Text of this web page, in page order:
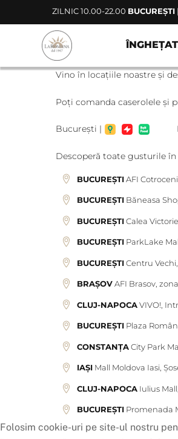
to
ZILNIC 10.00-22.00 BUCUREȘTI|
Vino în locațiile noastre și
Poți comanda caserolele și
București |
Descoperă toate gusturile
BUCUREȘTIAFI
BUCUREȘTIBăneasa
BUCUREȘTICalea
BUCUREȘTIParkLake
BUCUREȘTICentru
BRAȘOVAFI Brasov,
CLUJ-NAPOCAVIVO!,
BUCUREȘTIPlaza
CONSTANȚACity Park
IAȘIMall Moldova Iasi,
CLUJ-NAPOCAIulius
BUCUREȘTIPromenada
Folosim cookie-uri pe site-ul nostru